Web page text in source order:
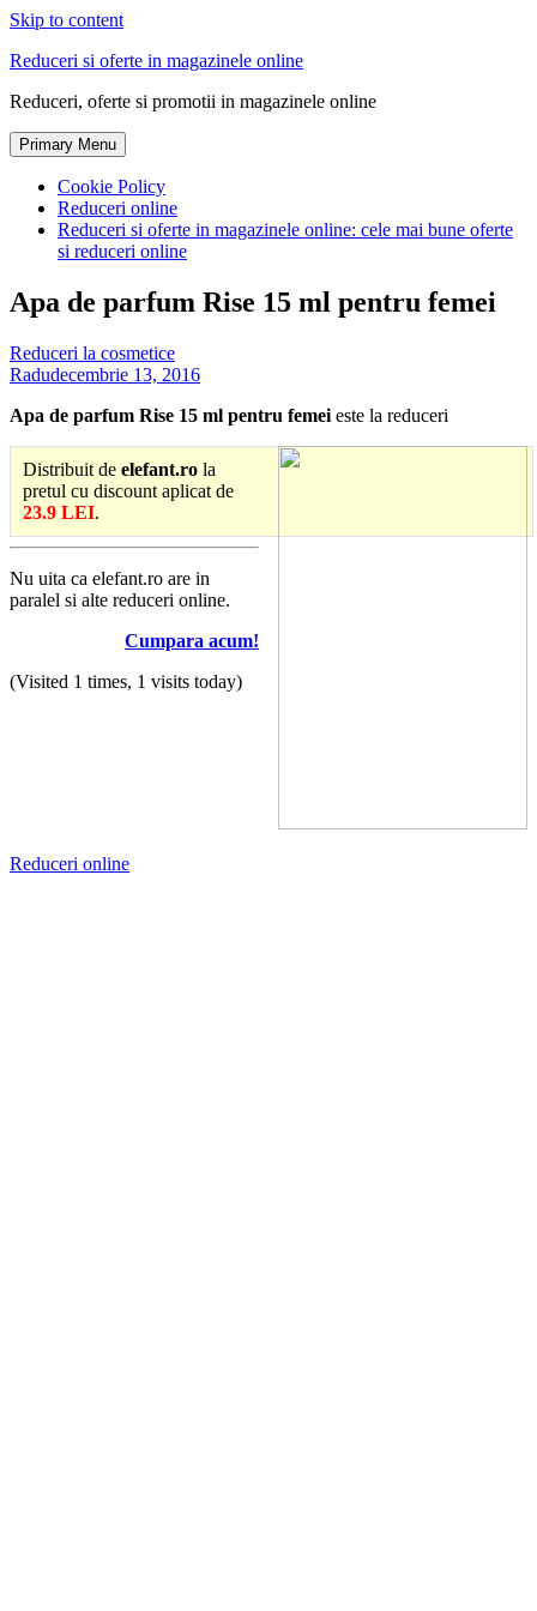
Skip to content
Reduceri si oferte in magazinele online
Reduceri, oferte si promotii in magazinele online
Primary Menu
Cookie Policy
Reduceri online
Reduceri si oferte in magazinele online: cele mai bune oferte
si reduceri online
Apa de parfum Rise 15 ml pentru femei
Reduceri la cosmetice
Radudecembrie 13, 2016
Apa de parfum Rise 15 ml pentru femei este la reduceri
Distribuit de elefant.ro la
pretul cu discount aplicat de
23.9 LEI.
Nu uita ca elefant.ro are in
paralel si alte reduceri online.
Cumpara acum!
(Visited 1 times, 1 visits today)
Reduceri online